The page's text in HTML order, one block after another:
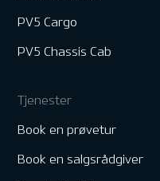
PV5 Cargo
PV5 Chassis Cab
Tjenester
Book en prøvetur
Book en salgsrådgiver